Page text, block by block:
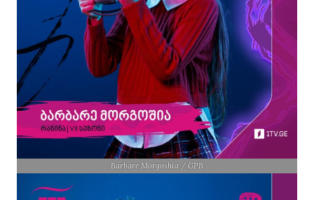
Barbare Morgoshia / GPB